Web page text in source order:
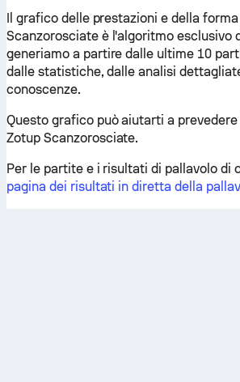
Il grafico delle prestazioni e della
Scanzorosciate è l'algoritmo esclusivo
generiamo a partire dalle ultime 10
dalle statistiche, dalle analisi
conoscenze.
Questo grafico può aiutarti a
Zotup Scanzorosciate.
Per le partite e i risultati di pallavolo di
pagina dei risultati in diretta della